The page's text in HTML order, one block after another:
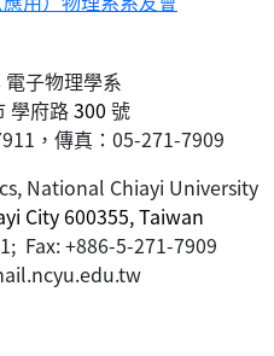
子物理學系
學府路300 號
，傳真：05-271-7909
National Chiayi University
City 600355, Taiwan
Fax: +886-5-271-7909